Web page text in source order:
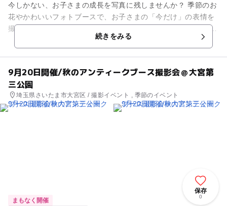
今しかない、お子さまの成長を写真に残しませんか？ 季節のお
花やかわいいフォトブースで、お子さまの「今だけ」の表情を
撮影します。 今回はの秋のアンティークフォトブースで開催い
続きをみる
9月20日開催/秋のアンティークブース撮影会＠大宮第
三公園
埼玉県さいたま市大宮区 / 撮影イベント , 季節のイベント
保存
0
まもなく開催